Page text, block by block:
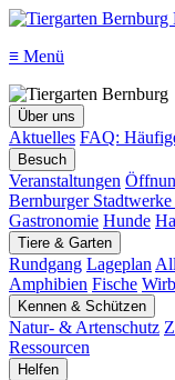
≡ Menü
Über uns
Aktuelles FAQ:
Besuch
Veranstaltungen
Bernburger Stadtwerke
Gastronomie Hunde
Tiere & Garten
Rundgang Lageplan
Amphibien Fische
Kennen & Schützen
Natur- & Artenschutz
Ressourcen
Helfen